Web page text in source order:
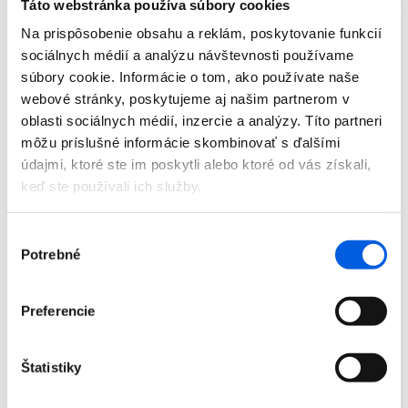
Táto webstránka používa súbory cookies
Na prispôsobenie obsahu a reklám, poskytovanie funkcií
sociálnych médií a analýzu návštevnosti používame
súbory cookie. Informácie o tom, ako používate naše
webové stránky, poskytujeme aj našim partnerom v
oblasti sociálnych médií, inzercie a analýzy. Títo partneri
môžu príslušné informácie skombinovať s ďalšími
údajmi, ktoré ste im poskytli alebo ktoré od vás získali,
keď ste používali ich služby.
súhlasu
Potrebné
Preferencie
Štatistiky
Doplnky
Výpredaj
Predajne
O nás
Kontakt
Detail produktu
Domov
Produkty
Pánska móda
Plášť pánsky krátky - bugatti
Domov
Produkty